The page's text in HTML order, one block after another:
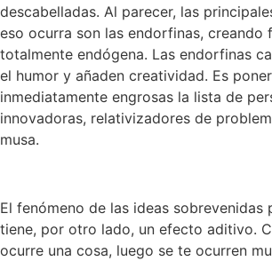
descabelladas. Al parecer, las
eso ocurra son las endorfinas, creando
totalmente endógena. Las endorfinas
el humor y añaden creatividad. Es
inmediatamente engrosas la lista de
innovadoras, relativizadores de
musa.
El fenómeno de las ideas sobrevenidas
tiene, por otro lado, un efecto aditivo.
ocurre una cosa, luego se te ocurren